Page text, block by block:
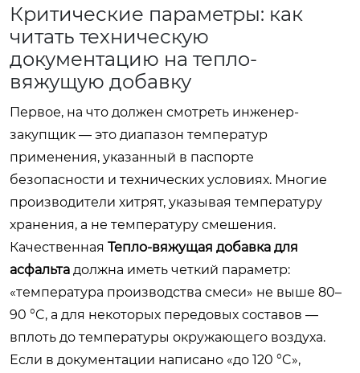
Критические параметры: как
читать техническую
документацию на тепло-
вяжущую добавку
Первое, на что должен смотреть инженер-
закупщик — это диапазон температур
применения, указанный в паспорте
безопасности и технических условиях. Многие
производители хитрят, указывая температуру
хранения, а не температуру смешения.
Качественная Тепло-вяжущая добавка для
асфальта должна иметь четкий параметр:
«температура производства смеси» не выше 80–
90 °C, а для некоторых передовых составов —
вплоть до температуры окружающего воздуха.
Если в документации написано «до 120 °C»,